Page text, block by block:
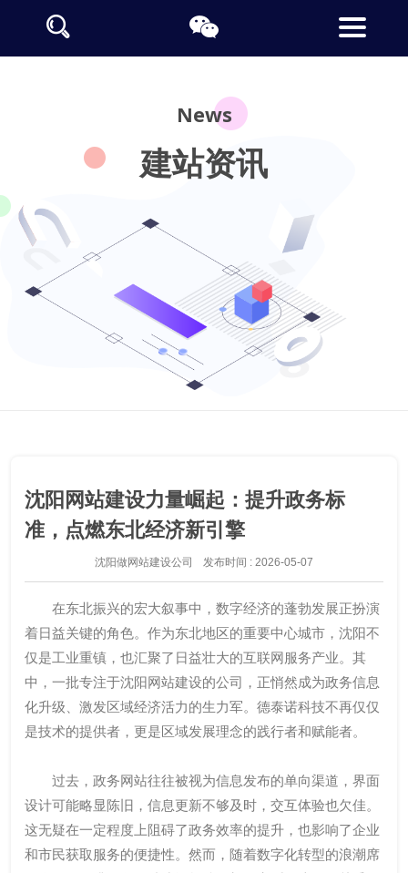
News
建站资讯
沈阳网站建设力量崛起：提升政务标
准，点燃东北经济新引擎
沈阳做网站建设公司 发布时间 : 2026-05-07
在东北振兴的宏大叙事中，数字经济的蓬勃发展正扮演
着日益关键的角色。作为东北地区的重要中心城市，沈阳不
仅是工业重镇，也汇聚了日益壮大的互联网服务产业。其
中，一批专注于沈阳网站建设的公司，正悄然成为政务信息
化升级、激发区域经济活力的生力军。德泰诺科技不再仅仅
是技术的提供者，更是区域发展理念的践行者和赋能者。
过去，政务网站往往被视为信息发布的单向渠道，界面
设计可能略显陈旧，信息更新不够及时，交互体验也欠佳。
这无疑在一定程度上阻碍了政务效率的提升，也影响了企业
和市民获取服务的便捷性。然而，随着数字化转型的浪潮席